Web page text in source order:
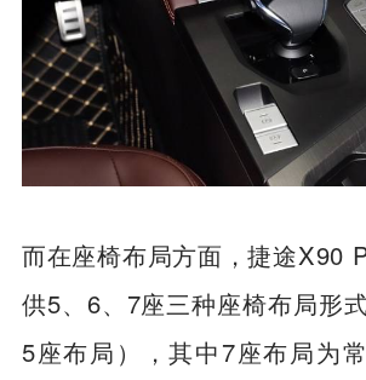
而在座椅布局方面，捷途X90
供5、6、7座三种座椅布局形
5座布局），其中7座布局为